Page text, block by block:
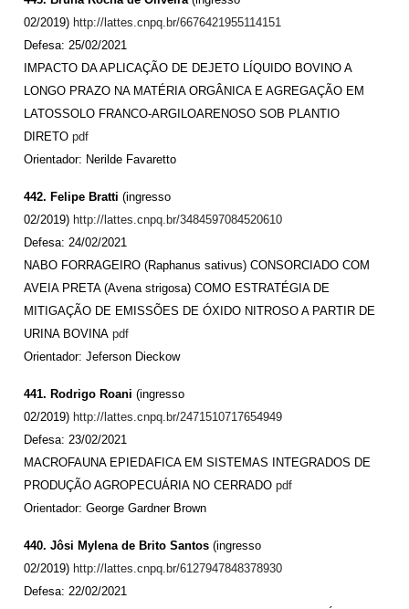
02/2019) http://lattes.cnpq.br/6676421955114151
Defesa: 25/02/2021
IMPACTO DA APLICAÇÃO DE DEJETO LÍQUIDO BOVINO A
LONGO PRAZO NA MATÉRIA ORGÂNICA E AGREGAÇÃO EM
LATOSSOLO FRANCO-ARGILOARENOSO SOB PLANTIO
DIRETO pdf
Orientador: Nerilde Favaretto
442. Felipe Bratti (ingresso
02/2019) http://lattes.cnpq.br/3484597084520610
Defesa: 24/02/2021
NABO FORRAGEIRO (Raphanus sativus) CONSORCIADO COM
AVEIA PRETA (Avena strigosa) COMO ESTRATÉGIA DE
MITIGAÇÃO DE EMISSÕES DE ÓXIDO NITROSO A PARTIR DE
URINA BOVINA pdf
Orientador: Jeferson Dieckow
441. Rodrigo Roani (ingresso
02/2019) http://lattes.cnpq.br/2471510717654949
Defesa: 23/02/2021
MACROFAUNA EPIEDAFICA EM SISTEMAS INTEGRADOS DE
PRODUÇÃO AGROPECUÁRIA NO CERRADO pdf
Orientador: George Gardner Brown
440. Jôsi Mylena de Brito Santos (ingresso
02/2019) http://lattes.cnpq.br/6127947848378930
Defesa: 22/02/2021